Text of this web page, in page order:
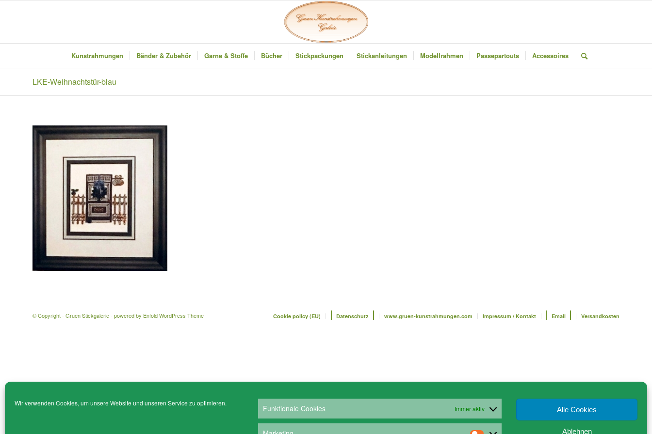
Wir verwenden Cookies, um unsere Website und unseren Service zu optimieren.
Funktionale Cookies Immer aktiv Alle Cookies
Ablehnen
Kunstrahmungen Bänder & Zubehör Garne & Stoffe Bücher Stickpackungen Stickanleitungen Modellrahmen Passepartouts Accessoires
LKE-Weihnachtstür-blau
© Copyright - Gruen Stickgalerie - powered by Enfold WordPress Theme Cookie policy (EU) Datenschutz www.gruen-kunstrahmungen.com Impressum / Kontakt Email Versandkosten